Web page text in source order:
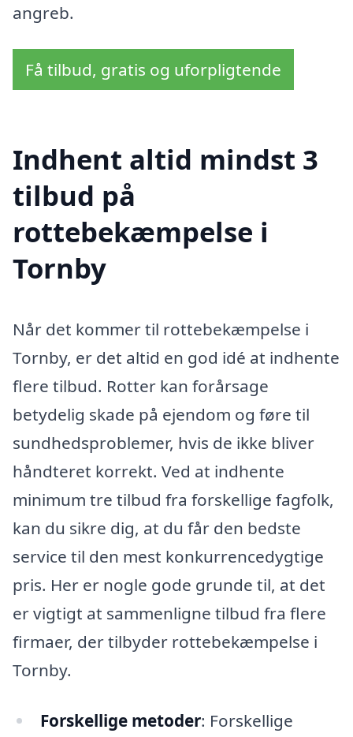
angreb.
Få tilbud, gratis og uforpligtende
Indhent altid mindst 3
tilbud på
rottebekæmpelse i
Tornby
Når det kommer til rottebekæmpelse i
Tornby, er det altid en god idé at indhente
flere tilbud. Rotter kan forårsage
betydelig skade på ejendom og føre til
sundhedsproblemer, hvis de ikke bliver
håndteret korrekt. Ved at indhente
minimum tre tilbud fra forskellige fagfolk,
kan du sikre dig, at du får den bedste
service til den mest konkurrencedygtige
pris. Her er nogle gode grunde til, at det
er vigtigt at sammenligne tilbud fra flere
firmaer, der tilbyder rottebekæmpelse i
Tornby.
Forskellige metoder: Forskellige